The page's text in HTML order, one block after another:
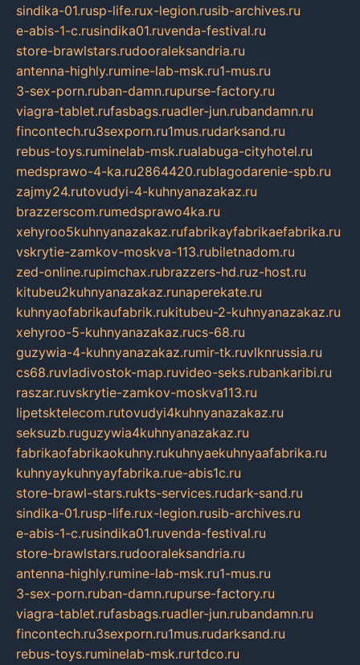
sindika-01.rusp-life.rux-legion.rusib-archives.ru
e-abis-1-c.rusindika01.ruvenda-festival.ru
store-brawlstars.rudooraleksandria.ru
antenna-highly.rumine-lab-msk.ru1-mus.ru
3-sex-porn.ruban-damn.rupurse-factory.ru
viagra-tablet.rufasbags.ruadler-jun.rubandamn.ru
fincontech.ru3sexporn.ru1mus.rudarksand.ru
rebus-toys.ruminelab-msk.rualabuga-cityhotel.ru
medsprawo-4-ka.ru2864420.rublagodarenie-spb.ru
zajmy24.rutovudyi-4-kuhnyanazakaz.ru
brazzerscom.rumedsprawo4ka.ru
xehyroo5kuhnyanazakaz.rufabrikayfabrikaefabrika.ru
vskrytie-zamkov-moskva-113.rubiletnadom.ru
zed-online.rupimchax.rubrazzers-hd.ruz-host.ru
kitubeu2kuhnyanazakaz.runaperekate.ru
kuhnyaofabrikaufabrik.rukitubeu-2-kuhnyanazakaz.ru
xehyroo-5-kuhnyanazakaz.rucs-68.ru
guzywia-4-kuhnyanazakaz.rumir-tk.ruvlknrussia.ru
cs68.ruvladivostok-map.ruvideo-seks.rubankaribi.ru
raszar.ruvskrytie-zamkov-moskva113.ru
lipetsktelecom.rutovudyi4kuhnyanazakaz.ru
seksuzb.ruguzywia4kuhnyanazakaz.ru
fabrikaofabrikaokuhny.rukuhnyaekuhnyaafabrika.ru
kuhnyaykuhnyayfabrika.rue-abis1c.ru
store-brawl-stars.rukts-services.rudark-sand.ru
sindika-01.rusp-life.rux-legion.rusib-archives.ru
e-abis-1-c.rusindika01.ruvenda-festival.ru
store-brawlstars.rudooraleksandria.ru
antenna-highly.rumine-lab-msk.ru1-mus.ru
3-sex-porn.ruban-damn.rupurse-factory.ru
viagra-tablet.rufasbags.ruadler-jun.rubandamn.ru
fincontech.ru3sexporn.ru1mus.rudarksand.ru
rebus-toys.ruminelab-msk.rurtdco.ru